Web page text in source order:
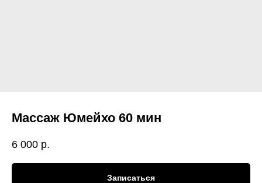
Массаж Юмейхо 60 мин
6 000 р.
Записаться